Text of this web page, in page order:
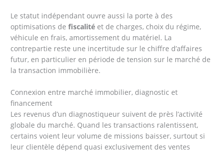
Le statut indépendant ouvre aussi la porte à des
optimisations defiscalité et de charges, choix du régime,
véhicule en frais, amortissement du matériel. La
contrepartie reste une incertitude sur le chiffre d’affaires
futur, en particulier en période de tension sur le marché de
la transaction immobilière.
Connexion entre marché immobilier, diagnostic et
financement
Les revenus d’un diagnostiqueur suivent de près l’activité
globale du marché. Quand les transactions ralentissent,
certains voient leur volume de missions baisser, surtout si
leur clientèle dépend quasi exclusivement des ventes